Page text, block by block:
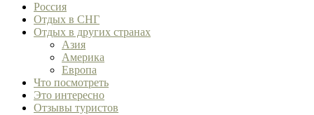
Россия
Отдых в СНГ
Отдых в других странах
Азия
Америка
Европа
Что посмотреть
Это интересно
Отзывы туристов